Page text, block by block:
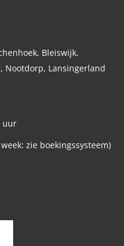
Bleiswijk,
Nootdorp, Lansingerland
uur
zie boekingssysteem)